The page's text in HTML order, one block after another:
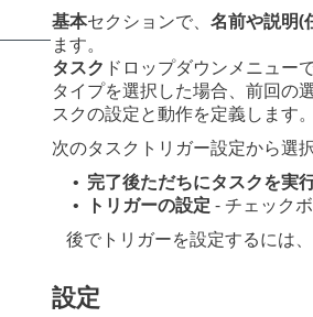
基本セクションで、 名前や説明(
ます。
タスク ドロップダウンメニュー
タイプを選択した場合、前回の
スクの設定と動作を定義します。
次のタスクトリガー設定から選
• 完了後ただちにタスクを実
• トリガーの設定 - チェック
後でトリガーを設定するには
設定